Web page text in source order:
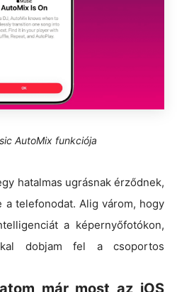
AutoMix funkciója
hatalmas ugrásnak érződnek,
a telefonodat. Alig várom, hogy
a képernyőfotókon,
dobjam fel a csoportos
már most az iOS